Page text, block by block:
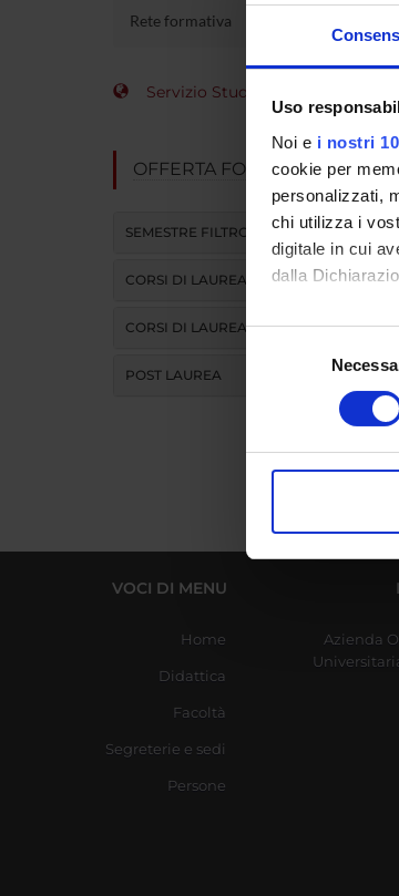
Uso
Noi e i nostri
cookie per
personalizzati,
chi utilizza i
digitale in cui
dalla
Con il tuo
digitali).
modificare o
che hanno
Selezione
Rete formativa
Servizio Studenti Internazionali
OFFERTA FORMATIVA
SEMESTRE FILTRO
CORSI DI LAUREA
CORSI DI LAUREA MAGISTRALE
POST LAUREA
VOCI DI MENU
Home
Didattica
Facoltà
Segreterie e sedi
Persone
Azienda